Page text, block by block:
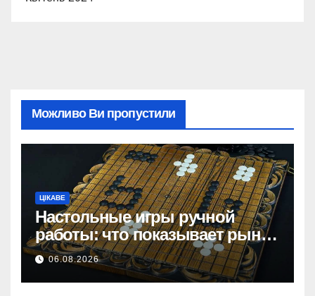
Можливо Ви пропустили
ЦІКАВЕ
Настольные игры ручной
работы: что показывает рынок
и почему цифры говорят сами
за себя
06.08.2026